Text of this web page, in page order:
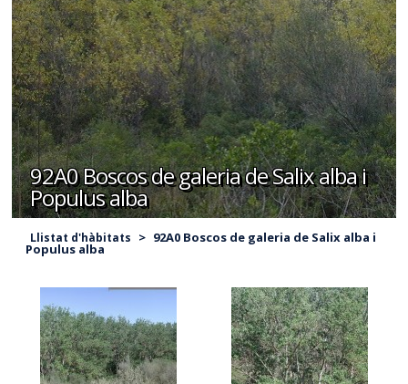
92A0 Boscos de galeria de Salix alba i
Populus alba
Llistat d'hàbitats > 92A0 Boscos de galeria de Salix alba i
Populus alba